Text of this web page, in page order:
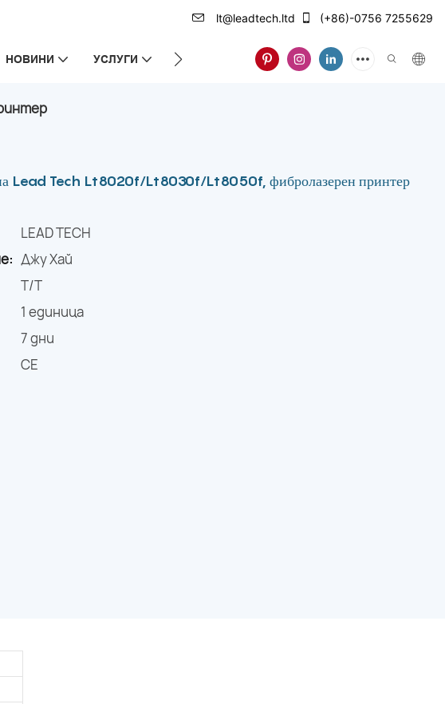
lt@leadtech.ltd (+86)-0756 7255629
НОВИНИ УСЛУГИ ЗА НАС
Lead Tech Lt8020f/Lt8030f/Lt8050f, фибролазерен принтер
LEAD TECH
Джу Хай
T/T
1 единица
7 дни
CE